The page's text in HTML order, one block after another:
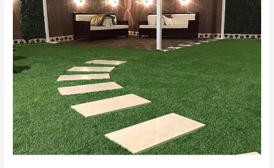
تختار
المظلة
المناسبة
ما
تضيع
فلوسك